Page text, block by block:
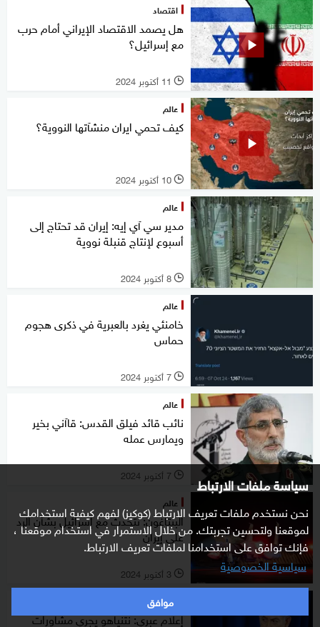
سياسة ملفات الارتباط
نحن نستخدم ملفات تعريف الارتباط (كوكيز) لفهم كيفية استخدامك
لموقعنا ولتحسين تجربتك. من خلال الاستمرار في استخدام موقعنا ،
فإنك توافق على استخدامنا لملفات تعريف الارتباط.
سياسية الخصوصية
موافق
اقتصاد
هل يصمد الاقتصاد الإيراني أمام حرب
مع إسرائيل؟
l 11 أكتوبر 2024
عالم
كيف تحمي ايران منشآتها النووية؟
l 10 أكتوبر 2024
عالم
مدير سي آي إيه: إيران قد تحتاج إلى
أسبوع لإنتاج قنبلة نووية
l 8 أكتوبر 2024
عالم
خامنئي يغرد بالعبرية في ذكرى هجوم
حماس
l 7 أكتوبر 2024
عالم
نائب قائد فيلق القدس: قاآني بخير
ويمارس عمله
l 7 أكتوبر 2024
عالم
البنتاغون: نتحدث مع إسرائيل بشأن الرد
على إيران
l 3 أكتوبر 2024
شرق أوسط
إعلام عبري: نتنياهو يجري مشاورات